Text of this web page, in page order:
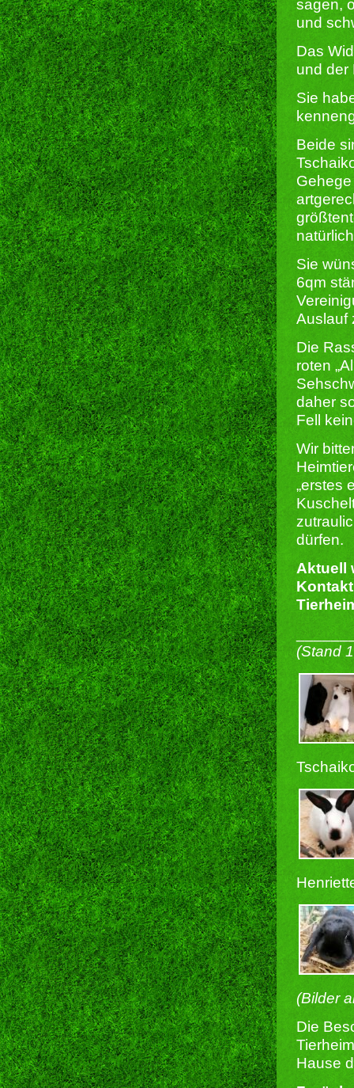
sagen,
und
Das
und der
Sie
Beide
Sie
6qm
Auslauf
Die
roten
daher
Fell
Wir
„erstes
dürfen.
Aktuell
(Stand
(Bilder
Die
Hause